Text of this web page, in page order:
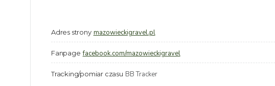
Adres strony mazowieckigravel.pl
Fanpage facebook.com/mazowieckigravel
Tracking/pomiar czasu BB Tracker